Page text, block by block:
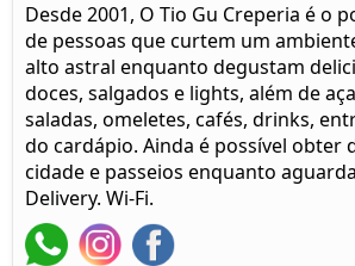
Desde 2001, O Tio Gu Creperia é o
de pessoas que curtem um
alto astral enquanto degustam
doces, salgados e lights, além de
saladas, omeletes, cafés, drinks,
do cardápio. Ainda é possível obter
cidade e passeios enquanto
Delivery. Wi-Fi.